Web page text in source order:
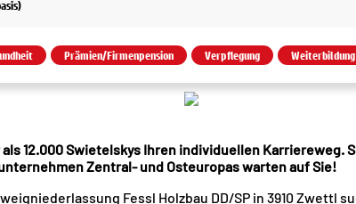
Prämien/Firmenpension Verpflegung Weiterbildung
als 12.000 Swietelskys Ihren individuellen Karriereweg.
Zentral- und Osteuropas warten auf Sie!
Fessl Holzbau DD/SP in 3910 Zwettl